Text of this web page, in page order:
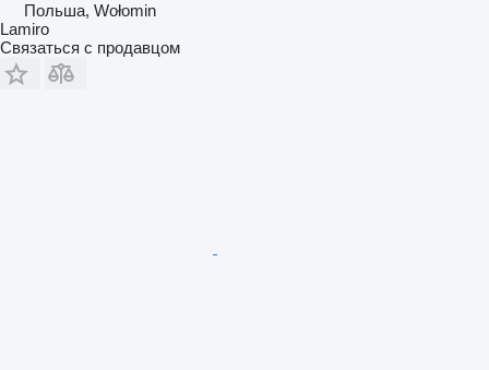
Польша, Wołomin
Lamiro
Связаться с продавцом